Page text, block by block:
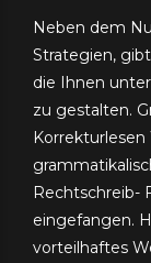
Neben dem
Strategien,
die Ihnen
zu gestalten.
Rechtschreib-
eingefangen.
vorteilhaftes